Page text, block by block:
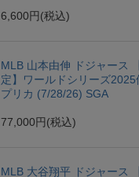
6,600円 (税込)
MLB 山本由伸 ドジャース
定】ワールドシリーズ2025
プリカ (7/28/26) SGA
77,000円 (税込)
MLB 大谷翔平 ドジャース